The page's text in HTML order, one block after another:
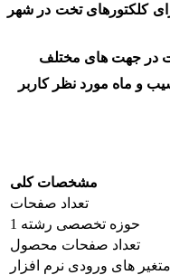
کلکتورهای تخت در شهر
مشخصات کلی
تعداد صفحات
حوزه تخصصی رشته 1
تعداد صفحات محصول
های ورودی نرم افزار